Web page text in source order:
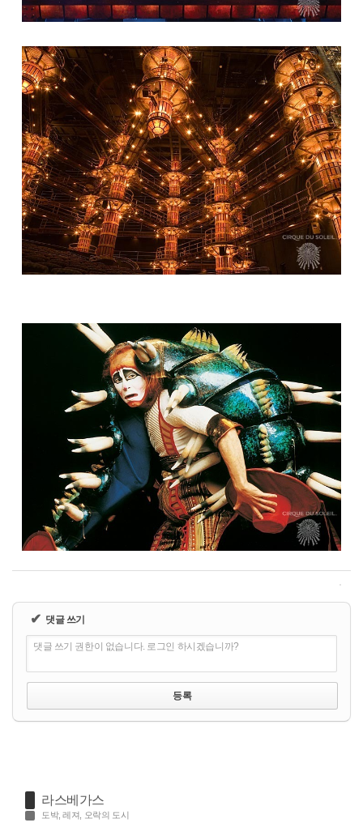
✔ 댓글 쓰기
댓글 쓰기 권한이 없습니다. 로그인 하시겠습니까?
라스베가스
도박, 레져, 오락의 도시